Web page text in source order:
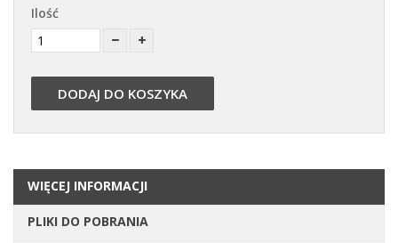
Ilość
DODAJ DO KOSZYKA
WIĘCEJ INFORMACJI
PLIKI DO POBRANIA